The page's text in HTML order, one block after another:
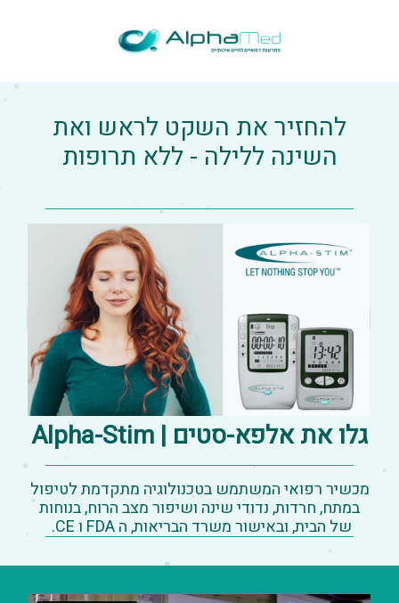
להחזיר את השקט לראש ואת
השינה ללילה - ללא תרופות
גלו את אלפא-סטים | Alpha-Stim
מכשיר רפואי המשתמש בטכנולוגיה מתקדמת לטיפול
במתח, חרדות, נדודי שינה ושיפור מצב הרוח, בנוחות
של הבית, ובאישור משרד הבריאות, ה FDA ו CE.